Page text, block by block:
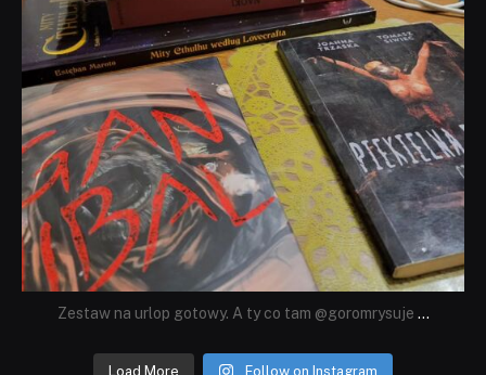
Zestaw na urlop gotowy. A ty co tam @goromrysuje ...
Load More Follow on Instagram